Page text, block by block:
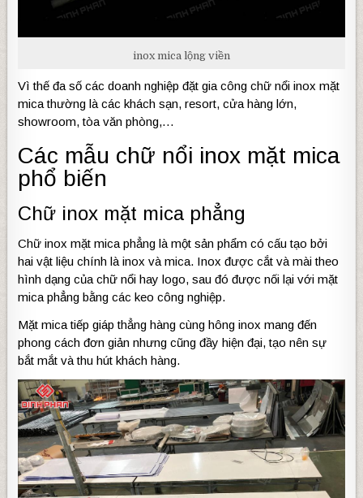
inox mica lộng viền
Vì thế đa số các doanh nghiệp đặt gia công chữ nổi inox mặt
mica thường là các khách sạn, resort, cửa hàng lớn,
showroom, tòa văn phòng,…
Các mẫu chữ nổi inox mặt mica
phổ biến
Chữ inox mặt mica phẳng
Chữ inox mặt mica phẳng là một sản phẩm có cấu tạo bởi
hai vật liệu chính là inox và mica. Inox được cắt và mài theo
hình dạng của chữ nổi hay logo, sau đó được nối lại với mặt
mica phẳng bằng các keo công nghiệp.
Mặt mica tiếp giáp thẳng hàng cùng hông inox mang đến
phong cách đơn giản nhưng cũng đầy hiện đại, tạo nên sự
bắt mắt và thu hút khách hàng.